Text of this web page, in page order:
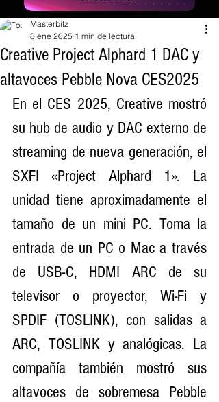
Creative Project Alphard 1 DAC y
altavoces Pebble Nova CES2025
Masterbitz
8 ene 2025 1 min de lectura
En el CES 2025, Creative mostró
su hub de audio y DAC externo de
streaming de nueva generación, el
SXFI «Project Alphard 1». La
unidad tiene aproximadamente el
tamaño de un mini PC. Toma la
entrada de un PC o Mac a través
de USB-C, HDMI ARC de su
televisor o proyector, Wi-Fi y
SPDIF (TOSLINK), con salidas a
ARC, TOSLINK y analógicas. La
compañía también mostró sus
altavoces de sobremesa Pebble